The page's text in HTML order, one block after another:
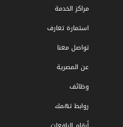
مراكز الخدمة
استمارة تعارف
تواصل معنا
عن المصرية
وظائف
روابط تهمك